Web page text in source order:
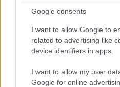
Google consents
I want to allow Google to
related to advertising like
device identifiers in apps.
I want to allow my user
Google for online
E-anyakönyv
Pavlovic Jovan| 2013 november 7.